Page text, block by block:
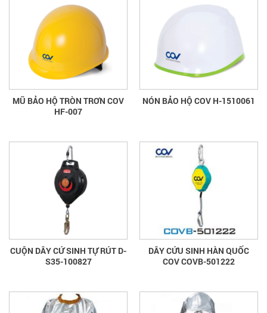
MŨ BẢO HỘ TRÒN TRƠN COV
HF-007
NÓN BẢO HỘ COV H-1510061
CUỘN DÂY CỨ SINH TỰ RÚT D-
S35-100827
DÂY CỨU SINH HÀN QUỐC
COV COVB-501222